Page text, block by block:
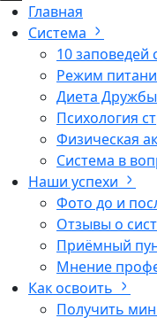
Главная
Система
10 заповедей
Режим
Диета Дружбы
Психология
Физическая
Система в
Наши успехи
Фото до и
Отзывы о
Приёмный
Мнение
Как освоить
Получить